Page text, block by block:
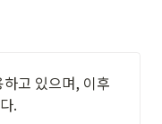
고 있으며, 이후
.